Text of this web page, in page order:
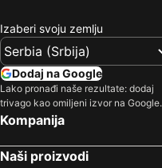
Izaberi svoju zemlju
Dodaj na Google
Lako pronađi naše rezultate: dodaj
trivago kao omiljeni izvor na Google.
Kompanija
Naši proizvodi